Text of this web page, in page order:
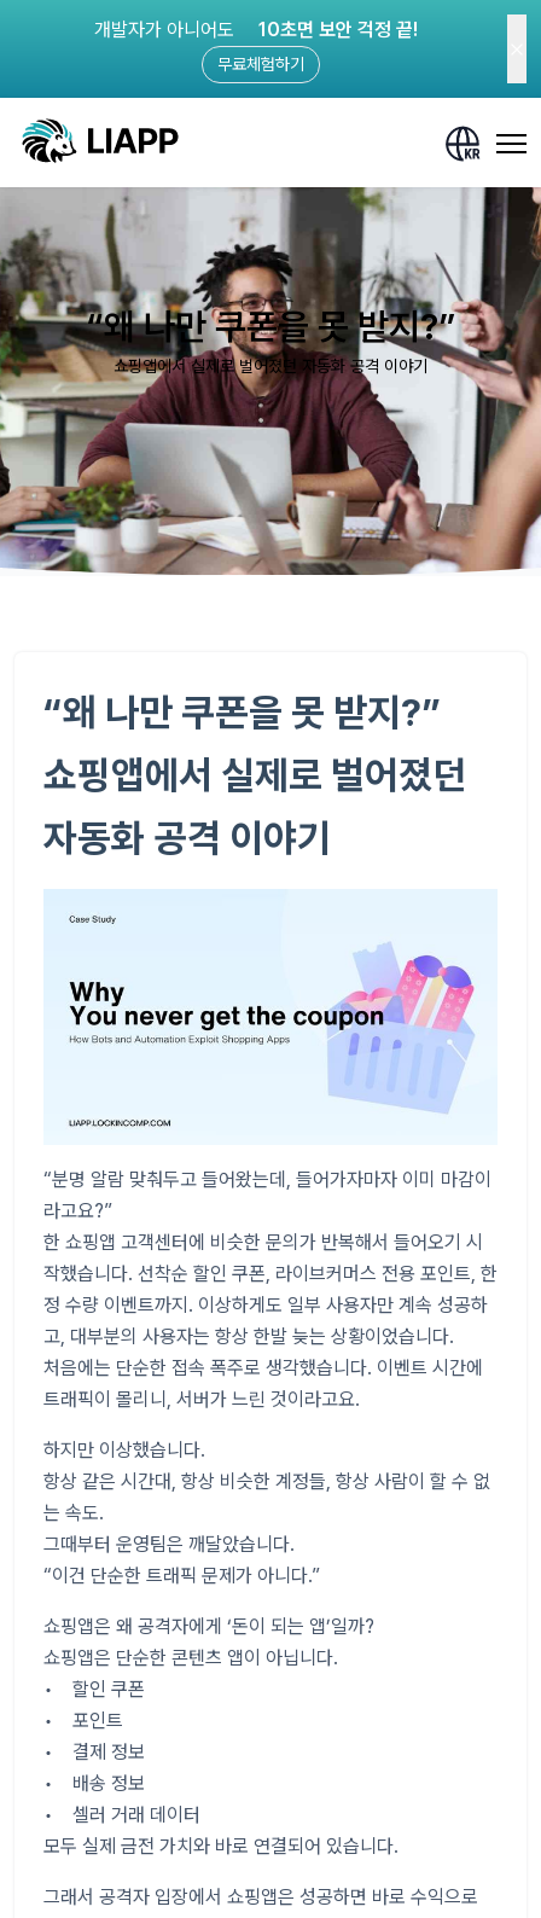
개발자가 아니어도 10초면 보안 걱정 끝!
무료체험하기
“왜 나만 쿠폰을 못 받지?”
쇼핑앱에서 실제로 벌어졌던 자동화 공격 이야기
“왜 나만 쿠폰을 못 받지?”
쇼핑앱에서 실제로 벌어졌던
자동화 공격 이야기
“분명 알람 맞춰두고 들어왔는데, 들어가자마자 이미 마감이
라고요?”
한 쇼핑앱 고객센터에 비슷한 문의가 반복해서 들어오기 시
작했습니다. 선착순 할인 쿠폰, 라이브커머스 전용 포인트, 한
정 수량 이벤트까지. 이상하게도 일부 사용자만 계속 성공하
고, 대부분의 사용자는 항상 한발 늦는 상황이었습니다.
처음에는 단순한 접속 폭주로 생각했습니다. 이벤트 시간에
트래픽이 몰리니, 서버가 느린 것이라고요.
하지만 이상했습니다.
항상 같은 시간대, 항상 비슷한 계정들, 항상 사람이 할 수 없
는 속도.
그때부터 운영팀은 깨달았습니다.
“이건 단순한 트래픽 문제가 아니다.”
쇼핑앱은 왜 공격자에게 ‘돈이 되는 앱’일까?
쇼핑앱은 단순한 콘텐츠 앱이 아닙니다.
• 할인 쿠폰
• 포인트
• 결제 정보
• 배송 정보
• 셀러 거래 데이터
모두 실제 금전 가치와 바로 연결되어 있습니다.
그래서 공격자 입장에서 쇼핑앱은 성공하면 바로 수익으로